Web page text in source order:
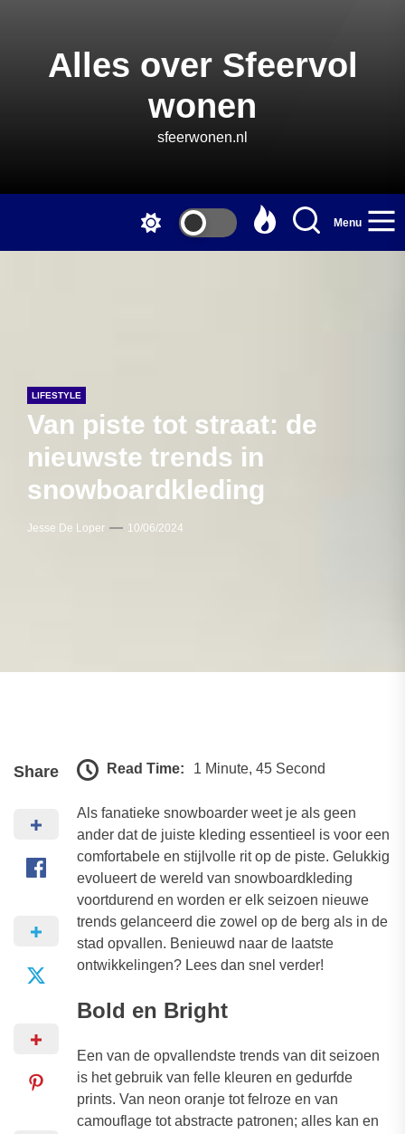
Alles over Sfeervol
wonen
sfeerwonen.nl
Menu
LIFESTYLE
Van piste tot straat: de
nieuwste trends in
snowboardkleding
Jesse De Loper 10/06/2024
Share Read Time: 1 Minute, 45 Second
Als fanatieke snowboarder weet je als geen
ander dat de juiste kleding essentieel is voor een
comfortabele en stijlvolle rit op de piste. Gelukkig
evolueert de wereld van snowboardkleding
voortdurend en worden er elk seizoen nieuwe
trends gelanceerd die zowel op de berg als in de
stad opvallen. Benieuwd naar de laatste
ontwikkelingen? Lees dan snel verder!
Bold en Bright
Een van de opvallendste trends van dit seizoen
is het gebruik van felle kleuren en gedurfde
prints. Van neon oranje tot felroze en van
camouflage tot abstracte patronen; alles kan en